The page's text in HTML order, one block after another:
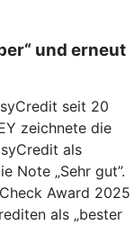
und erneut
seit 20
zeichnete die
als
Note „Sehr gut”.
Award 2025
als „bester